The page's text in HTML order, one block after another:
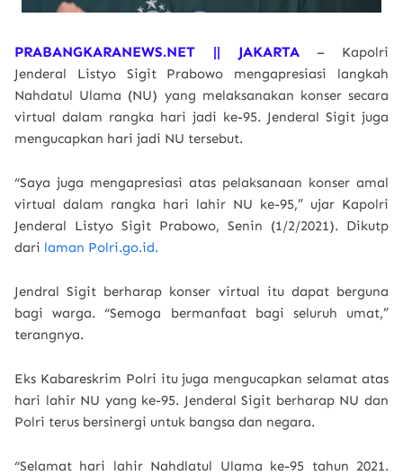
PRABANGKARANEWS.NET || JAKARTA – Kapolri
Jenderal Listyo Sigit Prabowo mengapresiasi langkah
Nahdatul Ulama (NU) yang melaksanakan konser secara
virtual dalam rangka hari jadi ke-95. Jenderal Sigit juga
mengucapkan hari jadi NU tersebut.
“Saya juga mengapresiasi atas pelaksanaan konser amal
virtual dalam rangka hari lahir NU ke-95,” ujar Kapolri
Jenderal Listyo Sigit Prabowo, Senin (1/2/2021). Dikutp
dari laman Polri.go.id.
Jendral Sigit berharap konser virtual itu dapat berguna
bagi warga. “Semoga bermanfaat bagi seluruh umat,”
terangnya.
Eks Kabareskrim Polri itu juga mengucapkan selamat atas
hari lahir NU yang ke-95. Jenderal Sigit berharap NU dan
Polri terus bersinergi untuk bangsa dan negara.
“Selamat hari lahir Nahdlatul Ulama ke-95 tahun 2021.